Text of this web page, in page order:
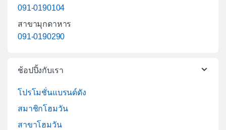
091-0190104
สาขามุกดาหาร
091-0190290
ช้อปปิ้งกับเรา
โปรโมชั่นแบรนด์ดัง
สมาชิกโฮมวัน
สาขาโฮมวัน